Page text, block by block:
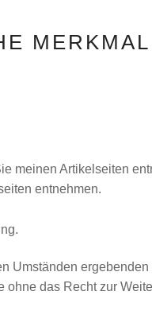
meinen Artikelseiten
entnehmen.
Umständen
ohne das Recht zur